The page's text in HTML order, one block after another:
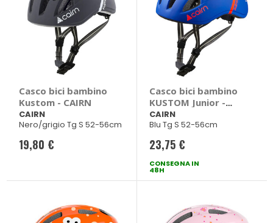
Casco bici bambino
Kustom - CAIRN
CAIRN
Nero/grigio Tg S 52-56cm
19,80 €
Casco bici bambino
KUSTOM Junior -
CAIRN
CAIRN
Blu Tg S 52-56cm
23,75 €
CONSEGNA IN
48H